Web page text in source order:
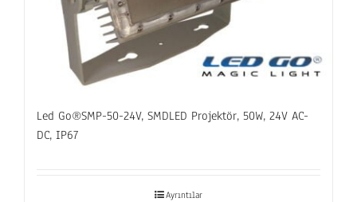
Led Go®SMP-50-24V, SMDLED Projektör, 50W, 24V AC-
DC, IP67
Ayrıntılar